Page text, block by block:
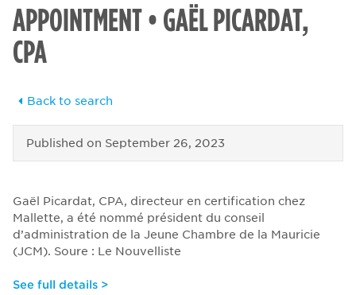
APPOINTMENT • GAËL PICARDAT,
CPA
Back to search
Published on September 26, 2023
Gaël Picardat, CPA, directeur en certification chez
Mallette, a été nommé président du conseil
d’administration de la Jeune Chambre de la Mauricie
(JCM). Soure : Le Nouvelliste
See full details >